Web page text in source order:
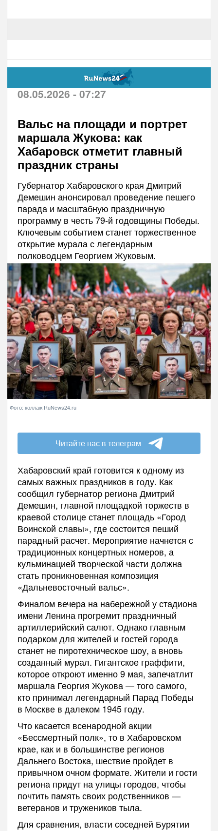
08.05.2026 - 07:27
Вальс на площади и портрет
маршала Жукова: как
Хабаровск отметит главный
праздник страны
Губернатор Хабаровского края Дмитрий
Демешин анонсировал проведение пешего
парада и масштабную праздничную
программу в честь 79-й годовщины Победы.
Ключевым событием станет торжественное
открытие мурала с легендарным
полководцем Георгием Жуковым.
Фото: коллаж RuNews24.ru
Читайте нас в телеграм
Хабаровский край готовится к одному из
самых важных праздников в году. Как
сообщил губернатор региона Дмитрий
Демешин, главной площадкой торжеств в
краевой столице станет площадь «Город
Воинской славы», где состоится пеший
парадный расчет. Мероприятие начнется с
традиционных концертных номеров, а
кульминацией творческой части должна
стать проникновенная композиция
«Дальневосточный вальс».
Финалом вечера на набережной у стадиона
имени Ленина прогремит праздничный
артиллерийский салют. Однако главным
подарком для жителей и гостей города
станет не пиротехническое шоу, а вновь
созданный мурал. Гигантское граффити,
которое откроют именно 9 мая, запечатлит
маршала Георгия Жукова — того самого,
кто принимал легендарный Парад Победы
в Москве в далеком 1945 году.
Что касается всенародной акции
«Бессмертный полк», то в Хабаровском
крае, как и в большинстве регионов
Дальнего Востока, шествие пройдет в
привычном очном формате. Жители и гости
региона придут на улицы городов, чтобы
почтить память своих родственников —
ветеранов и тружеников тыла.
Для сравнения, власти соседней Бурятии